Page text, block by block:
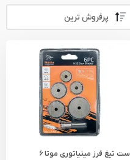
ست تیغ فرز مینیاتوری موتا ۶